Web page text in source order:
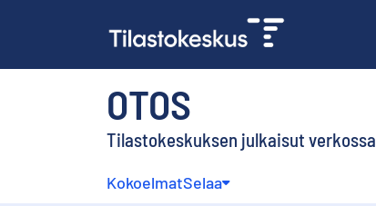
OTOS
Tilastokeskuksen julkaisut verkossa
KokoelmatSelaa